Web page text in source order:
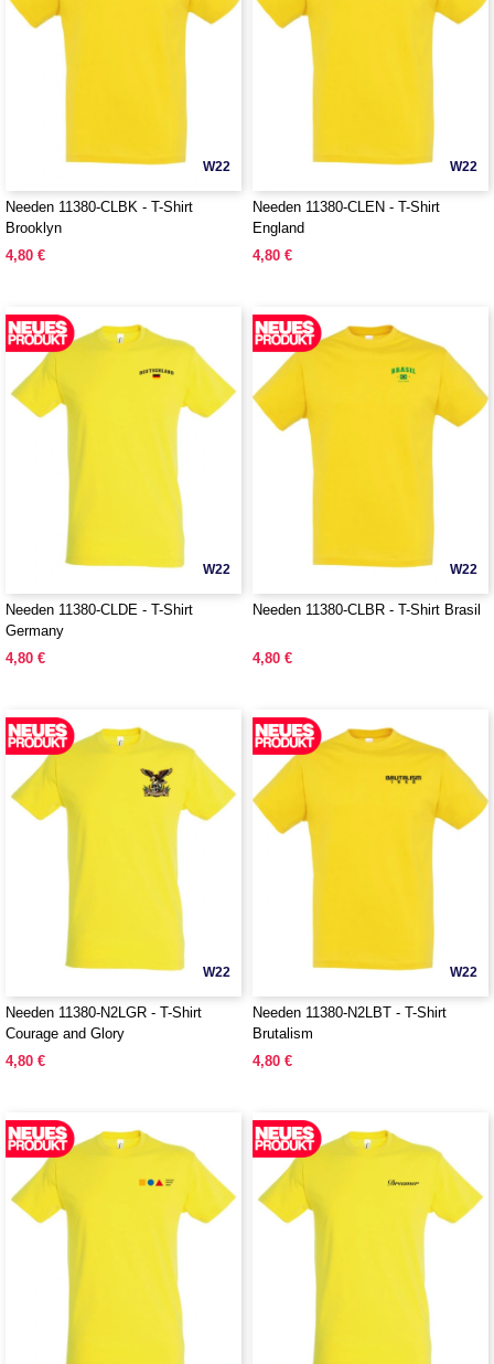
W22
Needen 11380-CLBK - T-Shirt
Brooklyn
4,80 €
W22
Needen 11380-CLEN - T-Shirt
England
4,80 €
W22
Needen 11380-CLDE - T-Shirt
Germany
4,80 €
W22
Needen 11380-CLBR - T-Shirt Brasil
4,80 €
W22
Needen 11380-N2LGR - T-Shirt
Courage and Glory
4,80 €
W22
Needen 11380-N2LBT - T-Shirt
Brutalism
4,80 €